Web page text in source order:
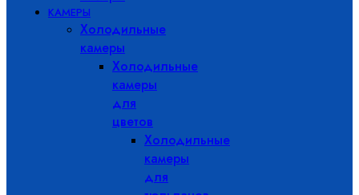
КАМЕРЫ
Холодильные
камеры
Холодильные
камеры
для
цветов
Холодильные
камеры
для